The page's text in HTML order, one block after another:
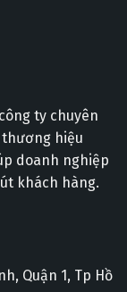
ty chuyên
hiệu
doanh nghiệp
khách hàng.
Quận 1, Tp Hồ